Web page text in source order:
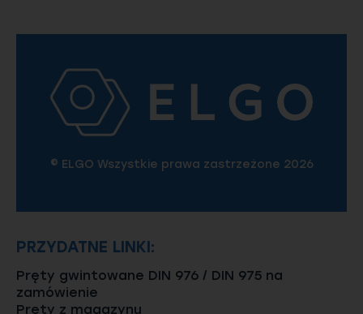
© ELGO Wszystkie prawa zastrzeżone 2026
PRZYDATNE LINKI:
Pręty gwintowane DIN 976 / DIN 975 na
zamówienie
Pręty z magazynu